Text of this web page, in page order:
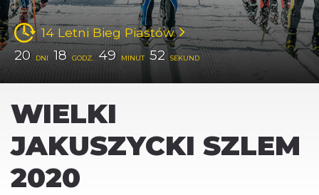
14 Letni Bieg Piastów
20 DNI 18 GODZ. 49 MINUT 50 SEKUND
WIELKI
JAKUSZYCKI SZLEM
2020